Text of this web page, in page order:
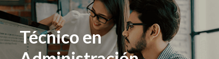
Técnico en